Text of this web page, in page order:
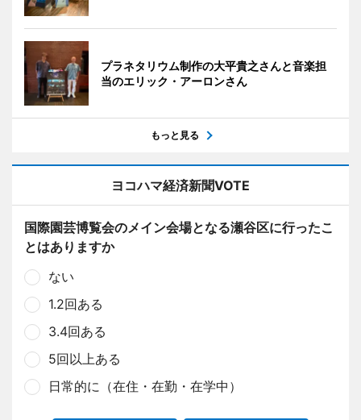
プラネタリウム制作の大平貴之さんと音楽担
当のエリック・アーロンさん
もっと見る
ヨコハマ経済新聞VOTE
国際園芸博覧会のメイン会場となる瀬谷区に行ったこ
とはありますか
ない
1.2回ある
3.4回ある
5回以上ある
日常的に（在住・在勤・在学中）